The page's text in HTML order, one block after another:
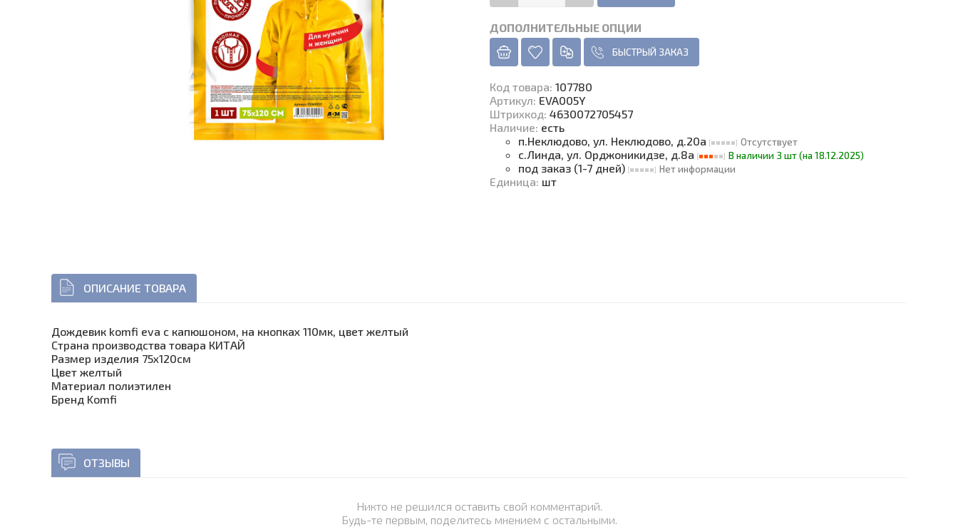
ДОПОЛНИТЕЛЬНЫЕ ОПЦИИ
БЫСТРЫЙ ЗАКАЗ
Код товара: 107780
Артикул: EVA005Y
Штрихкод: 4630072705457
Наличие: есть
п.Неклюдово, ул. Неклюдово, д.20а
Отсутствует
с.Линда, ул. Орджоникидзе, д.8а В наличии 3 шт (на 18.12.2025)
под заказ (1-7 дней) Нет информации
Единица: шт
ОПИСАНИЕ ТОВАРА
Дождевик komfi eva с капюшоном, на кнопках 110мк, цвет желтый
Страна производства товара КИТАЙ
Размер изделия 75х120см
Цвет желтый
Материал полиэтилен
Бренд Komfi
ОТЗЫВЫ
Никто не решился оставить свой комментарий.
Будь-те первым, поделитесь мнением с остальными.